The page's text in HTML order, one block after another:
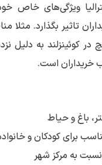
ویژگی‌های خاص خود
تاثیر بگذارد. مثلا
کوئینزلند به دلیل
خریداران است.
باغ و حیاط
برای کودکان و
به مرکز شهر